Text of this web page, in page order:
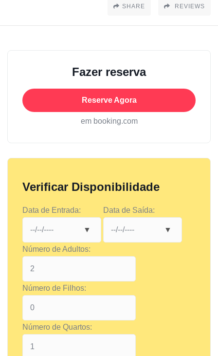
SHARE REVIEWS
Fazer reserva
Reserve Agora
em booking.com
Verificar Disponibilidade
Data de Entrada: Data de Saída:
Número de Adultos:
Número de Filhos:
Número de Quartos: